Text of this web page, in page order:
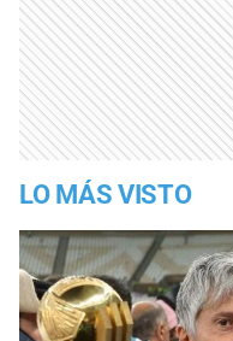
LO MÁS VISTO